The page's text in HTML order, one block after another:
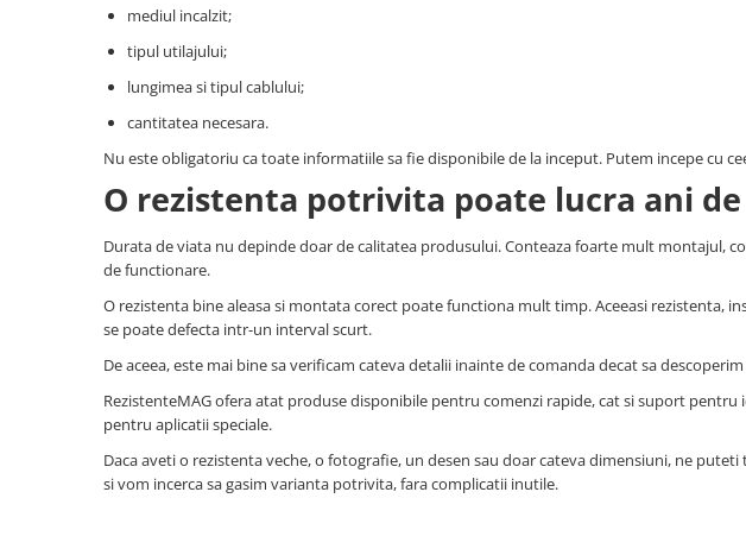
mediul incalzit;
tipul utilajului;
lungimea si tipul cablului;
cantitatea necesara.
Nu este obligatoriu ca toate informatiile sa fie disponibile de la inceput. Putem incepe cu
O rezistenta potrivita poate lucra ani
Durata de viata nu depinde doar de calitatea produsului. Conteaza foarte mult montajul,
de functionare.
O rezistenta bine aleasa si montata corect poate functiona mult timp. Aceeasi rezistenta,
se poate defecta intr-un interval scurt.
De aceea, este mai bine sa verificam cateva detalii inainte de comanda decat sa
RezistenteMAG ofera atat produse disponibile pentru comenzi rapide, cat si suport
pentru aplicatii speciale.
Daca aveti o rezistenta veche, o fotografie, un desen sau doar cateva dimensiuni, ne
si vom incerca sa gasim varianta potrivita, fara complicatii inutile.